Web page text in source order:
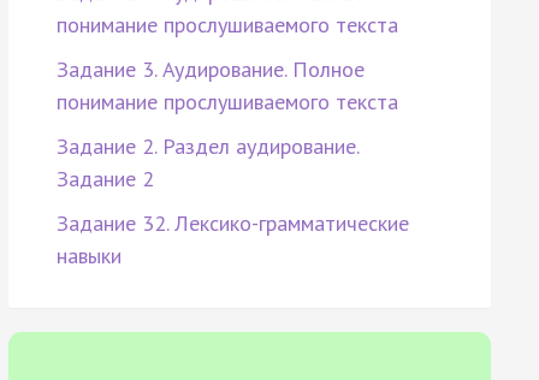
понимание прослушиваемого текста
Задание 3. Аудирование. Полное
понимание прослушиваемого текста
Задание 2. Раздел аудирование.
Задание 2
Задание 32. Лексико-грамматические
навыки